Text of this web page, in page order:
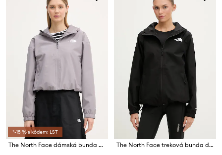
*-15 % s kódem: LST
The North Face dámská bunda Quest
The North Face treková bunda dámská QUEST